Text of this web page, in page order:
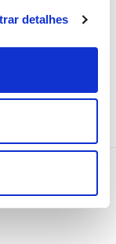
detalhes